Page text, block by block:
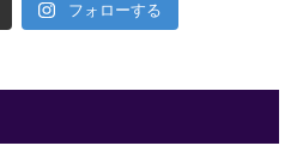
フォローする